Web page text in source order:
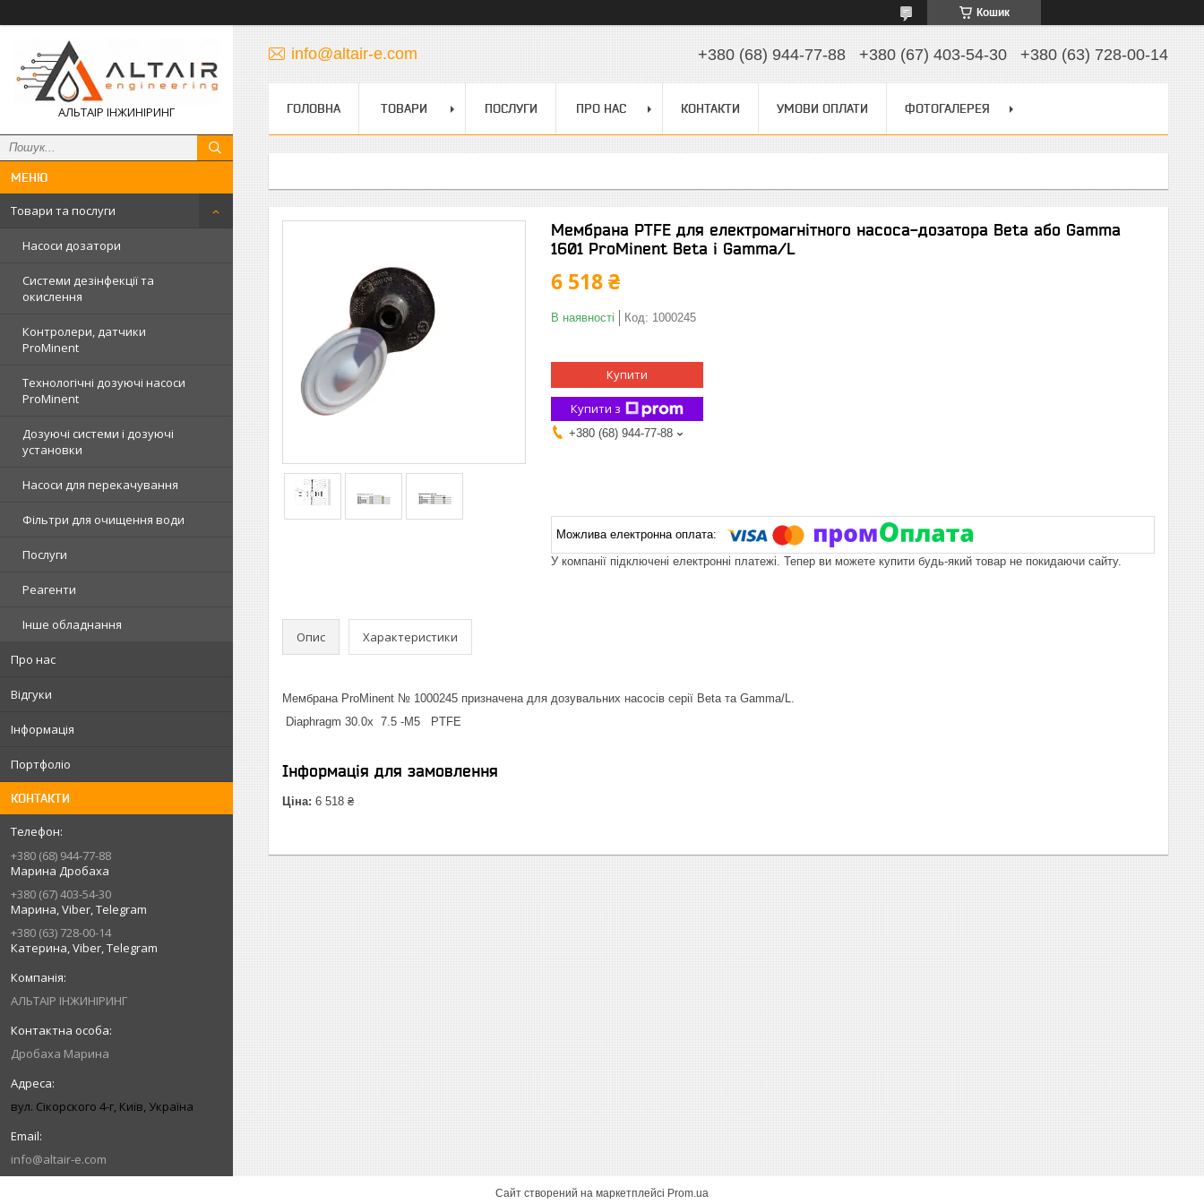
Кошик
АЛЬТАІР ІНЖИНІРИНГ
Товари та послуги
Насоси дозатори
Системи дезінфекції та
окислення
Контролери, датчики
ProMinent
Технологічні дозуючі насоси
ProMinent
Дозуючі системи і дозуючі
установки
Насоси для перекачування
Фільтри для очищення води
Послуги
Реагенти
Інше обладнання
Про нас
Відгуки
Інформація
Портфоліо
КОНТАКТИ
+380 (68) 944-77-88
Марина Дробаха
+380 (67) 403-54-30
Марина, Viber, Telegram
+380 (63) 728-00-14
Катерина, Viber, Telegram
АЛЬТАІР ІНЖИНІРИНГ
Дробаха Марина
вул. Сікорского 4-г, Київ, Україна
info@altair-e.com
info@altair-e.com +380 (68) 944-77-88 +380 (67) 403-54-30 +380 (63) 728-00-14
ГОЛОВНА ТОВАРИ ПОСЛУГИ ПРО НАС КОНТАКТИ УМОВИ ОПЛАТИ ФОТОГАЛЕРЕЯ
Мембрана PTFE для електромагнітного насоса-дозатора Beta або Gamma
1601 ProMinent Beta і Gamma/L
6 518 ₴
В наявності Код: 1000245
Купити
Купити з
+380 (68) 944-77-88
У компанії підключені електронні платежі. Тепер ви можете купити будь-який товар не покидаючи сайту.
Опис Характеристики
Мембрана ProMinent № 1000245 призначена для дозувальних насосів серії Beta та Gamma/L.
Diaphragm 30.0x 7.5 -M5 PTFE
Інформація для замовлення
Ціна: 6 518 ₴
Сайт створений на маркетплейсі Prom.ua